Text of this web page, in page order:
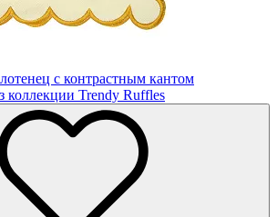
с контрастным кантом
коллекции Trendy Ruffles